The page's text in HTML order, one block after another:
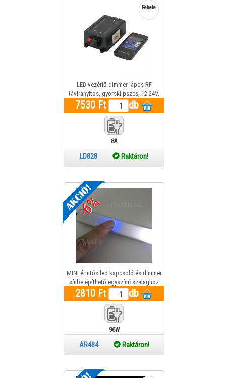
Fekete
LED vezérlő dimmer lapos RF
távirányítós, gyorsklipszes, 12-24V,
18A, 2 év gar.
7530 Ft db
8A
LD828 Raktáron!
-6%
MINI érintős led kapcsoló és dimmer
sínbe építhető egyszínű szalaghoz
96W 12V 1év gar.
2810 Ft db
96W
AR484 Raktáron!